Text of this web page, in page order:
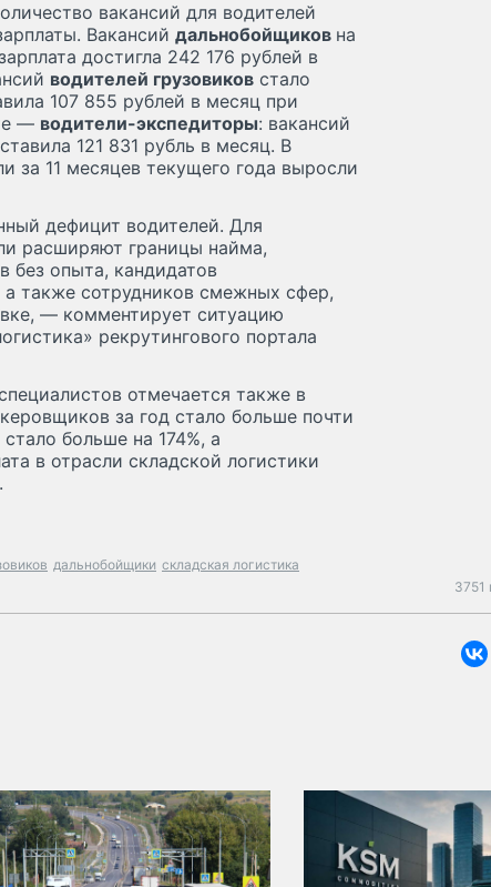
вакансий для водителей
Вакансий дальнобойщиков на
достигла 242 176 рублей в
водителей грузовиков стало
107 855 рублей в месяц при
— водители-экспедиторы: вакансий
121 831 рубль в месяц. В
за 11 месяцев текущего года выросли
дефицит водителей. Для
расширяют границы найма,
без опыта, кандидатов
а также сотрудников смежных сфер,
— комментирует ситуацию
рекрутингового портала
отмечается также в
за год стало больше почти
больше на 174%, а
в отрасли складской логистики
дальнобойщики складская логистика
3751